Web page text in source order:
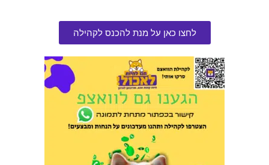
לחצו כאן על מנת להכנס לקהילה